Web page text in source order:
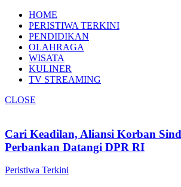
HOME
PERISTIWA TERKINI
PENDIDIKAN
OLAHRAGA
WISATA
KULINER
TV STREAMING
CLOSE
Cari Keadilan, Aliansi Korban
Perbankan Datangi DPR RI
Peristiwa Terkini